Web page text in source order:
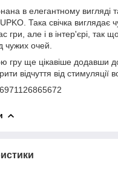
в елегантному вигляді
Така свічка виглядає
гри, але і в інтер'єрі, так
чужих очей.
гру ще цікавіше додавши
відчуття від стимуляції